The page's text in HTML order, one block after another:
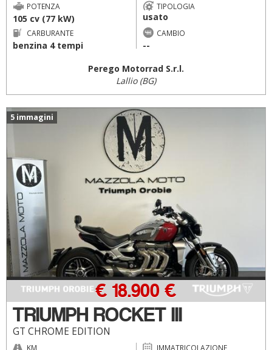
POTENZA
105 cv (77 kW)
TIPOLOGIA
usato
CARBURANTE
benzina 4 tempi
CAMBIO
--
Perego Motorrad S.r.l.
Lallio (BG)
5 immagini
TRIUMPH ROCKET III
GT CHROME EDITION
€ 18.900 €
KM IMMATRICOLAZIONE